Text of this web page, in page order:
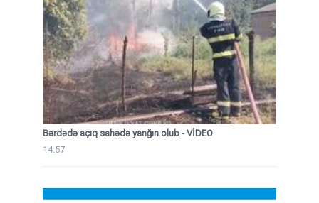
Bərdədə açıq sahədə yanğın olub - VİDEO
14:57